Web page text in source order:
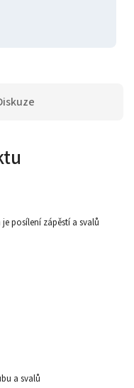
posílení zápěstí a svalů
a svalů